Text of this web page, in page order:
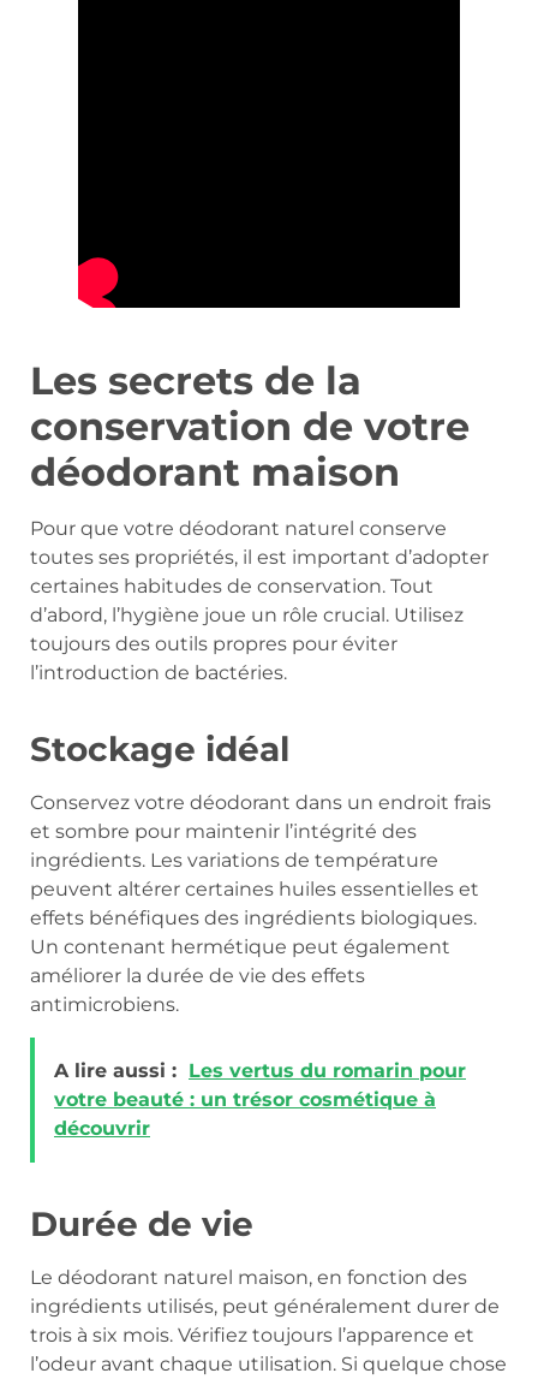
Les secrets de la
conservation de votre
déodorant maison
Pour que votre déodorant naturel conserve
toutes ses propriétés, il est important d’adopter
certaines habitudes de conservation. Tout
d’abord, l’hygiène joue un rôle crucial. Utilisez
toujours des outils propres pour éviter
l’introduction de bactéries.
Stockage idéal
Conservez votre déodorant dans un endroit frais
et sombre pour maintenir l’intégrité des
ingrédients. Les variations de température
peuvent altérer certaines huiles essentielles et
effets bénéfiques des ingrédients biologiques.
Un contenant hermétique peut également
améliorer la durée de vie des effets
antimicrobiens.
A lire aussi : Les vertus du romarin pour
votre beauté : un trésor cosmétique à
découvrir
Durée de vie
Le déodorant naturel maison, en fonction des
ingrédients utilisés, peut généralement durer de
trois à six mois. Vérifiez toujours l’apparence et
l’odeur avant chaque utilisation. Si quelque chose